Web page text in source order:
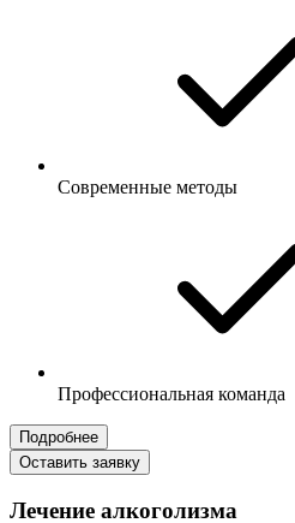
Современные методы
Профессиональная команда
Подробнее
Оставить заявку
Лечение алкоголизма